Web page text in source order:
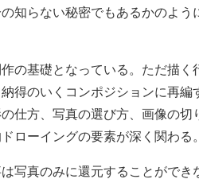
知らない秘密でもあるかのよう
の基礎となっている。ただ描く
得のいくコンポジションに再編
仕方、写真の選び方、画像の切
ローイングの要素が深く関わる。
写真のみに還元することができ